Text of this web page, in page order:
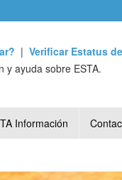
| Verificar Estatus
y ayuda sobre ESTA.
Información